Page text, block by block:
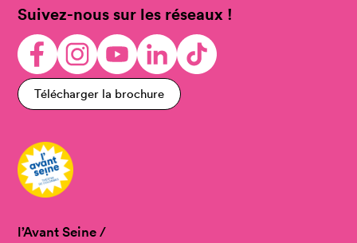
Suivez-nous sur les réseaux !
Télécharger la brochure
l’Avant Seine /